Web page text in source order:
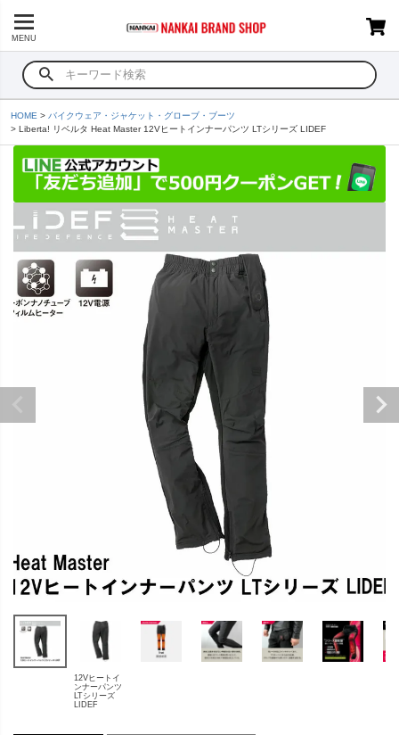
MENU
HOME
バイクウェア・ジャケット・グローブ・ブーツ
Liberta! リベルタ Heat Master 12Vヒートインナーパンツ LTシリーズ LIDEF
12Vヒートイ
ンナーパンツ
LTシリーズ
LIDEF